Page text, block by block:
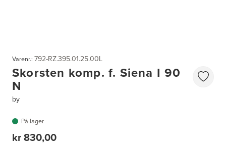
Varenr.: 792-RZ.395.01.25.00L
Skorsten komp. f. Siena I 90
N
by
På lager
kr 830,00